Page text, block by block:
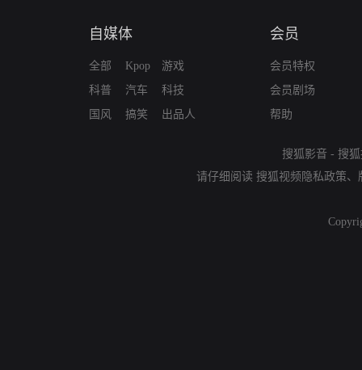
自媒体
全部
科普
国风
Kpop
汽车
搞笑
游戏
科技
出品人
会员
会员特权
会员剧场
帮助
搜狐影音 - 搜
请仔细阅读 搜狐视频隐私政策、